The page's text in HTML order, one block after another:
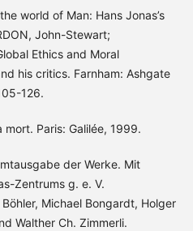
world of Man: Hans Jonas’s
John-Stewart;
Ethics and Moral
his critics. Farnham: Ashgate
126.
mort. Paris: Galilée, 1999.
der Werke. Mit
Zentrums g. e. V.
Michael Bongardt, Holger
Walther Ch. Zimmerli.